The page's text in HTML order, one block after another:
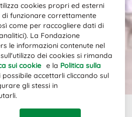
cookies propri ed esterni
funzionare correttamente
come per raccogliere dati di
La Fondazione
le informazioni contenute nel
dei cookies si rimanda
sui cookie e la Politica sulla
possibile accettarli cliccando sul
gli stessi in
sulle novità.
Indirizzo e-mail
ISCRIZIONE